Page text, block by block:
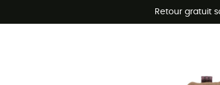
Retour gratuit
Promos d'été 🔥 -5 % EXTRA